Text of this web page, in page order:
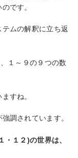
です。
ムの解釈に立ち返
１～９の９つの数
すね。
調されています。
・１２)の世界は、